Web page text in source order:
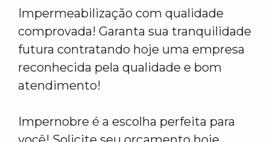
Impermeabilização com qualidade
comprovada! Garanta sua tranquilidade
futura contratando hoje uma empresa
reconhecida pela qualidade e bom
atendimento!
Impernobre é a escolha perfeita para